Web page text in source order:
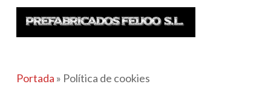
Skip
Portada » Política de cookies